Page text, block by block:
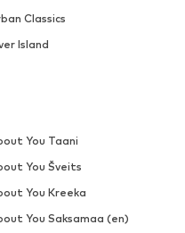
Classics
Island
You Taani
You Šveits
You Kreeka
You Saksamaa (en)